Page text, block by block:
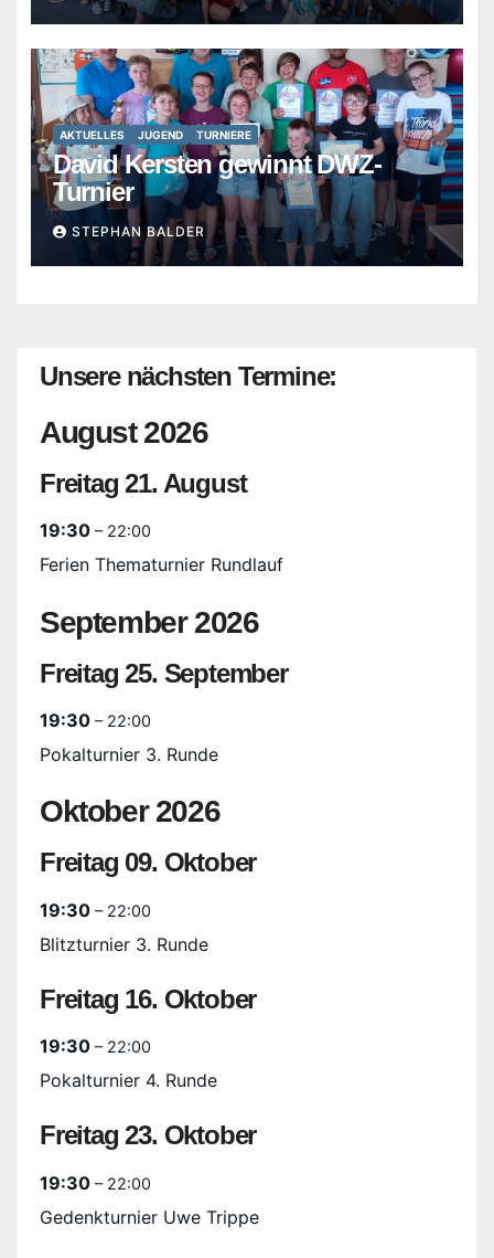
AKTUELLES JUGEND TURNIERE
David Kersten gewinnt DWZ-
Turnier
STEPHAN BALDER
Unsere nächsten Termine:
August 2026
Freitag 21. August
19:30 – 22:00
Ferien Thematurnier Rundlauf
September 2026
Freitag 25. September
19:30 – 22:00
Pokalturnier 3. Runde
Oktober 2026
Freitag 09. Oktober
19:30 – 22:00
Blitzturnier 3. Runde
Freitag 16. Oktober
19:30 – 22:00
Pokalturnier 4. Runde
Freitag 23. Oktober
19:30 – 22:00
Gedenkturnier Uwe Trippe